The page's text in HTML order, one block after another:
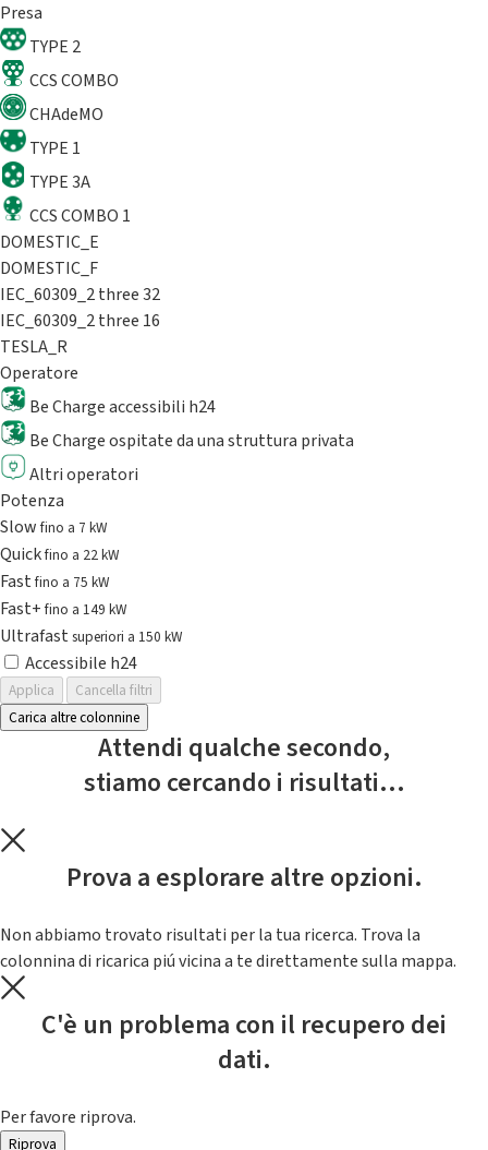
Presa
TYPE 2
CCS COMBO
CHAdeMO
TYPE 1
TYPE 3A
CCS COMBO 1
DOMESTIC_E
DOMESTIC_F
IEC_60309_2 three 32
IEC_60309_2 three 16
TESLA_R
Operatore
Be Charge accessibili h24
Be Charge ospitate da una struttura privata
Altri operatori
Potenza
Slowfino a 7 kW
Quickfino a 22 kW
Fastfino a 75 kW
Fast+fino a 149 kW
Ultrafast superiori a 150 kW
Accessibile h24
Applica
Cancella filtri
Carica altre colonnine
Attendi qualche secondo,
stiamo cercando i risultati...
Prova a esplorare altre opzioni.
Non abbiamo trovato risultati per la tua ricerca. Trova la
colonnina di ricarica piú vicina a te direttamente sulla mappa.
C'è un problema con il recupero dei
dati.
Per favore riprova.
Riprova